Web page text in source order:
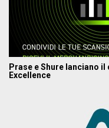
Prase e Shure lanciano
Excellence